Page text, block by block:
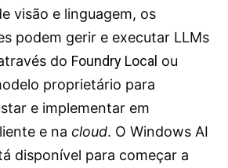
visão e linguagem, os
podem gerir e executar LLMs
do Foundry Local ou
proprietário para
e implementar em
e na cloud. O Windows AI
disponível para começar a